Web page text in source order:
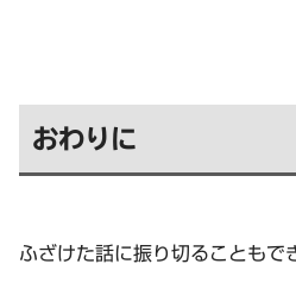
おわりに
ふざけた話に振り切ることもで